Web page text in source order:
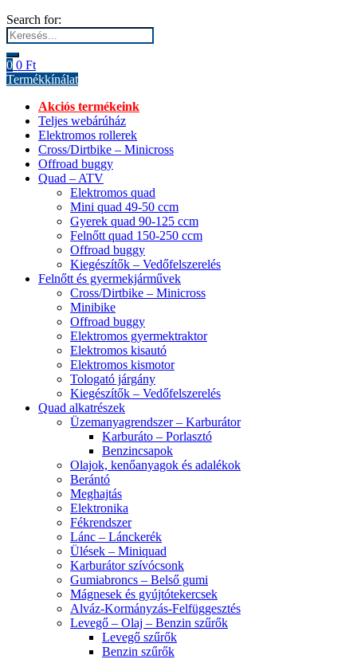
Search for:
0 0 Ft
Termékkínálat
Akciós termékeink
Teljes webárúház
Elektromos rollerek
Cross/Dirtbike – Minicross
Offroad buggy
Quad – ATV
Elektromos quad
Mini quad 49-50 ccm
Gyerek quad 90-125 ccm
Felnőtt quad 150-250 ccm
Offroad buggy
Kiegészítők – Vedőfelszerelés
Felnőtt és gyermekjárművek
Cross/Dirtbike – Minicross
Minibike
Offroad buggy
Elektromos gyermektraktor
Elektromos kisautó
Elektromos kismotor
Tologató járgány
Kiegészítők – Vedőfelszerelés
Quad alkatrészek
Üzemanyagrendszer – Karburátor
Karburáto – Porlasztó
Benzincsapok
Olajok, kenőanyagok és adalékok
Berántó
Meghajtás
Elektronika
Fékrendszer
Lánc – Lánckerék
Ülések – Miniquad
Karburátor szívócsonk
Gumiabroncs – Belső gumi
Mágnesek és gyújtótekercsek
Alváz-Kormányzás-Felfüggesztés
Levegő – Olaj – Benzin szűrők
Levegő szűrők
Benzin szűrők